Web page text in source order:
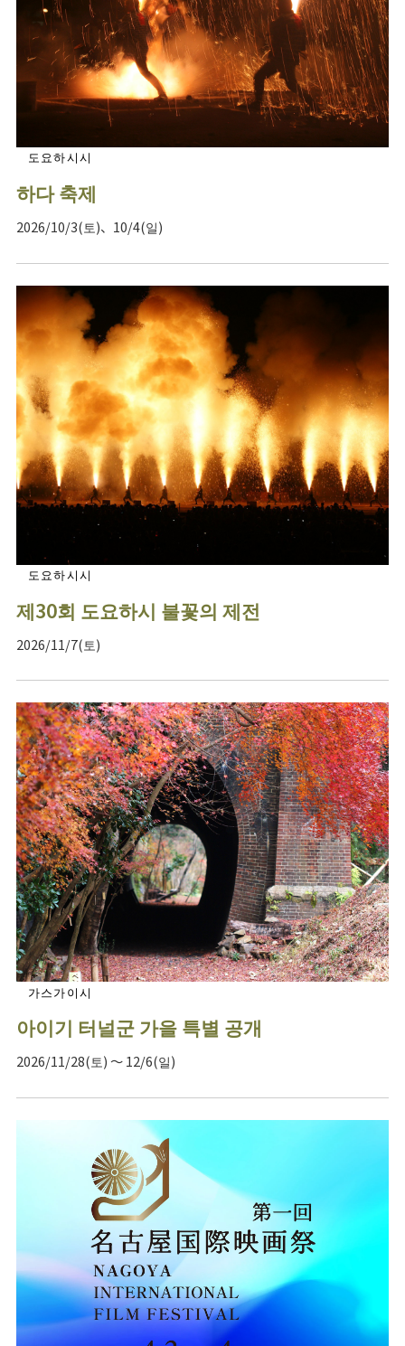
도요하시시
하다 축제
2026/10/3(토)、10/4(일)
도요하시시
제30회 도요하시 불꽃의 제전
2026/11/7(토)
가스가이시
아이기 터널군 가을 특별 공개
2026/11/28(토) ～ 12/6(일)